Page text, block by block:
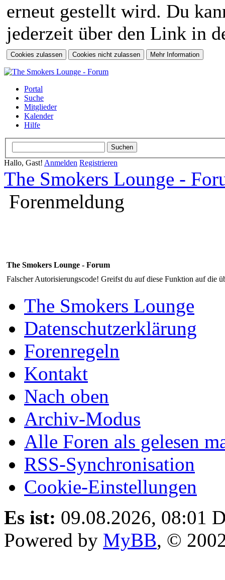
erneut gestellt wird. Du
jederzeit über den Link in
Portal
Suche
Mitglieder
Kalender
Hilfe
Hallo, Gast! Anmelden Registrieren
The Smokers Lounge -
Forenmeldung
The Smokers Lounge - Forum
Falscher Autorisierungscode! Greifst du auf diese Funktion auf die
The Smokers Lounge
Datenschutzerklärung
Forenregeln
Kontakt
Nach oben
Archiv-Modus
Alle Foren als gelesen
RSS-Synchronisation
Cookie-Einstellungen
Es ist: 09.08.2026, 08:01
Powered by MyBB, ©